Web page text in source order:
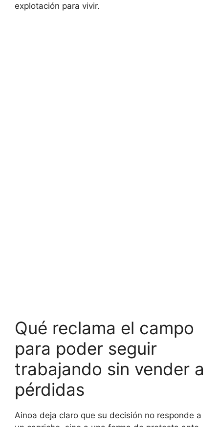
explotación para vivir.
Qué reclama el campo
para poder seguir
trabajando sin vender a
pérdidas
Ainoa deja claro que su decisión no responde a